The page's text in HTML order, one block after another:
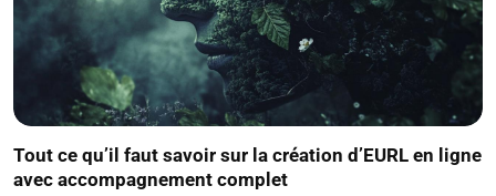
Tout ce qu’il faut savoir sur la création d’EURL en ligne
avec accompagnement complet